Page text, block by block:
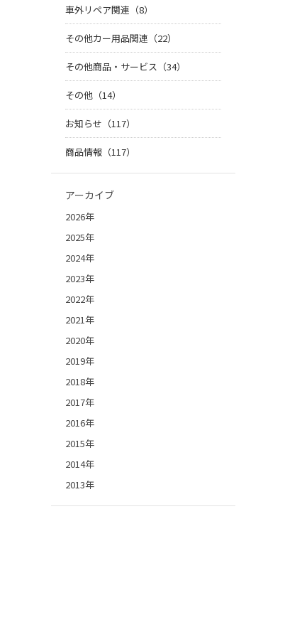
車外リペア関連（8）
その他カー用品関連（22）
その他商品・サービス（34）
その他（14）
お知らせ（117）
商品情報（117）
アーカイブ
2026年
2025年
2024年
2023年
2022年
2021年
2020年
2019年
2018年
2017年
2016年
2015年
2014年
2013年